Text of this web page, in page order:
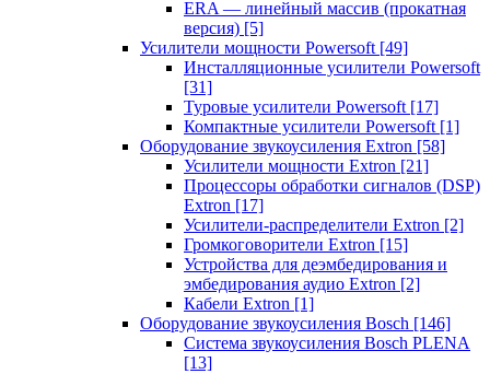
ERA — линейный массив (прокатная
версия) [5]
Усилители мощности Powersoft [49]
Инсталляционные усилители Powersoft
[31]
Туровые усилители Powersoft [17]
Компактные усилители Powersoft [1]
Оборудование звукоусиления Extron [58]
Усилители мощности Extron [21]
Процессоры обработки сигналов (DSP)
Extron [17]
Усилители-распределители Extron [2]
Громкоговорители Extron [15]
Устройства для деэмбедирования и
эмбедирования аудио Extron [2]
Кабели Extron [1]
Оборудование звукоусиления Bosch [146]
Система звукоусиления Bosch PLENA
[13]